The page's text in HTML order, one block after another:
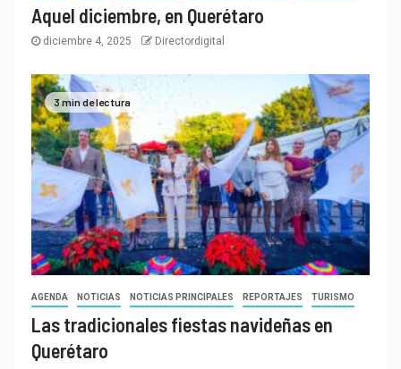
Aquel diciembre, en Querétaro
diciembre 4, 2025 Directordigital
3 min de lectura
AGENDA NOTICIAS NOTICIAS PRINCIPALES REPORTAJES TURISMO
Las tradicionales fiestas navideñas en
Querétaro